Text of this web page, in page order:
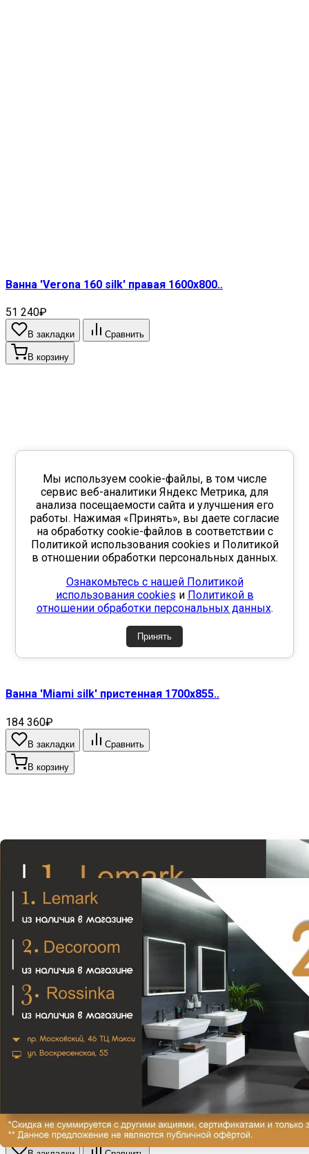
Ванна 'Verona 160 silk' правая 1600х800..
51 240₽
В закладки Сравнить
В корзину
Ванна 'Miami silk' пристенная 1700х855..
184 360₽
В закладки Сравнить
В корзину
Ванна 'Miami silk' 1805х785
148 760₽
Мы используем cookie-файлы, в том числе
сервис веб-аналитики Яндекс Метрика, для
анализа посещаемости сайта и улучшения его
работы. Нажимая «Принять», вы даете согласие
на обработку cookie-файлов в соответствии с
Политикой использования cookies и Политикой
в отношении обработки персональных данных.
Ознакомьтесь с нашей Политикой
использования cookies и Политикой в
отношении обработки персональных данных.
Принять